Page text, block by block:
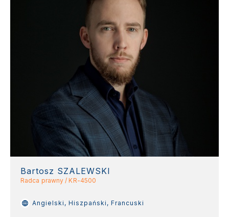
Bartosz SZALEWSKI
Radca prawny / KR-4500
Angielski, Hiszpański, Francuski